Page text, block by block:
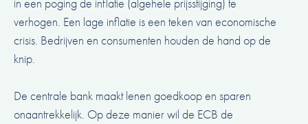
in een poging de inflatie (algehele prijsstijging) te
verhogen. Een lage inflatie is een teken van economische
crisis. Bedrijven en consumenten houden de hand op de
knip.
De centrale bank maakt lenen goedkoop en sparen
onaantrekkelijk. Op deze manier wil de ECB de